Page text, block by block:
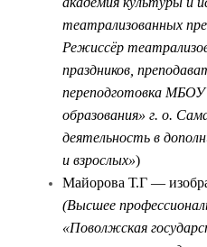
театрализованных
Режиссёр
праздников,
переподготовка
образования» г. о.
деятельность в
и взрослых»)
Майорова Т.Г —
(Высшее
«Поволжская